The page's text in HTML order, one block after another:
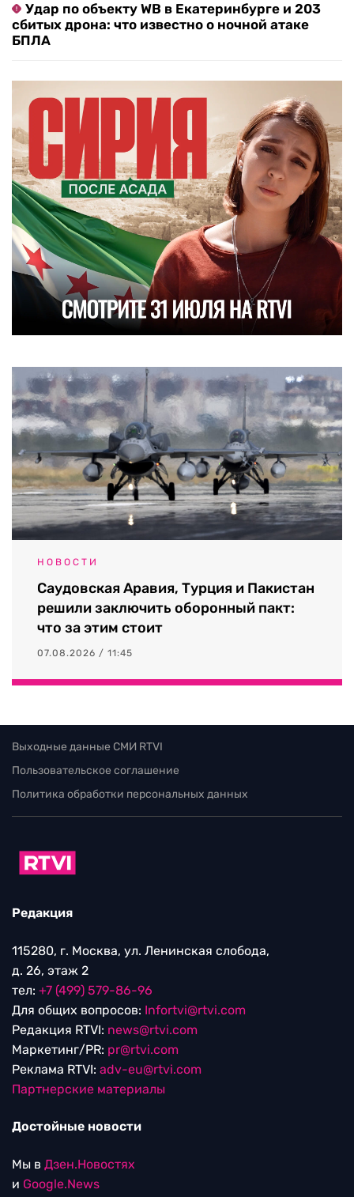
Удар по объекту WB в Екатеринбурге и 203
сбитых дрона: что известно о ночной атаке
БПЛА
НОВОСТИ
Саудовская Аравия, Турция и Пакистан
решили заключить оборонный пакт:
что за этим стоит
07.08.2026 / 11:45
Выходные данные СМИ RTVI
Пользовательское соглашение
Политика обработки персональных данных
Редакция
115280, г. Москва, ул. Ленинская слобода,
д. 26, этаж 2
тел: +7 (499) 579-86-96
Для общих вопросов: Infortvi@rtvi.com
Редакция RTVI: news@rtvi.com
Маркетинг/PR: pr@rtvi.com
Реклама RTVI: adv-eu@rtvi.com
Партнерские материалы
Достойные новости
Мы в Дзен.Новостях
и Google.News